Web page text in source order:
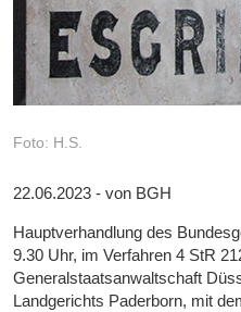
Foto: H.S.
22.06.2023 - von BGH
Hauptverhandlung des
9.30 Uhr, im Verfahren 4 StR
Generalstaatsanwaltschaft
Landgerichts Paderborn, mit